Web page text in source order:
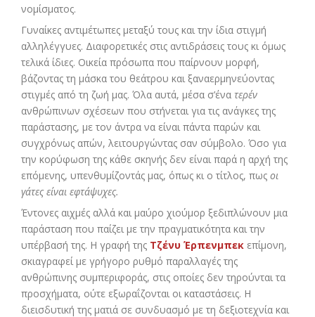
νομίσματος.
Γυναίκες αντιμέτωπες μεταξύ τους και την ίδια στιγμή
αλληλέγγυες. Διαφορετικές στις αντιδράσεις τους κι όμως
τελικά ίδιες. Οικεία πρόσωπα που παίρνουν μορφή,
βάζοντας τη μάσκα του θεάτρου και ξαναερμηνεύοντας
στιγμές από τη ζωή μας. Όλα αυτά, μέσα σ’ένατερέν
ανθρώπινων σχέσεων που στήνεται για τις ανάγκες της
παράστασης, με τον άντρα να είναι πάντα παρών και
συγχρόνως απών, λειτουργώντας σαν σύμβολο. Όσο για
την κορύφωση της κάθε σκηνής δεν είναι παρά η αρχή της
επόμενης, υπενθυμίζοντάς μας, όπως κι ο τίτλος, πωςοι
γάτες είναι εφτάψυχες.
Έντονες αιχμές αλλά και μαύρο χιούμορ ξεδιπλώνουν μια
παράσταση που παίζει με την πραγματικότητα και την
υπέρβασή της. Η γραφή της Τζένυ Έρπενμπεκ επίμονη,
σκιαγραφεί με γρήγορο ρυθμό παραλλαγές της
ανθρώπινης συμπεριφοράς, στις οποίες δεν τηρούνται τα
προσχήματα, ούτε εξωραΐζονται οι καταστάσεις. Η
διεισδυτική της ματιά σε συνδυασμό με τη δεξιοτεχνία και